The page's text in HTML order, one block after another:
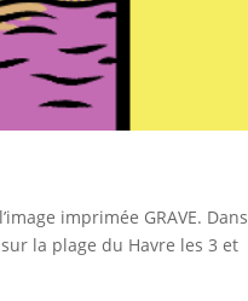
imprimée GRAVE. Dans
la plage du Havre les 3 et